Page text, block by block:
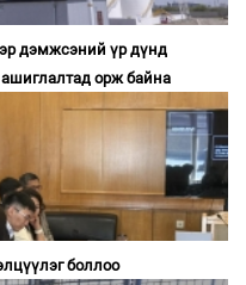
дэмжсэний үр дүнд
ашиглалтад орж байна
боллоо